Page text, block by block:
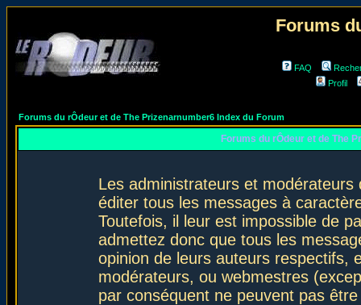
Forums
FAQ
Profil
Forums du rÔdeur et de The Prizenarnumber6 Index du Forum
Forums du rÔdeur et de The
Les administrateurs et
éditer tous les messages à
Toutefois, il leur est impossible de
admettez donc que tous les
opinion de leurs auteurs respectifs,
modérateurs, ou webmestres
par conséquent ne peuvent pas